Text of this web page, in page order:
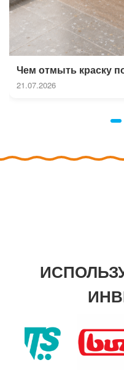
Чем отмыть краску
21.07.2026